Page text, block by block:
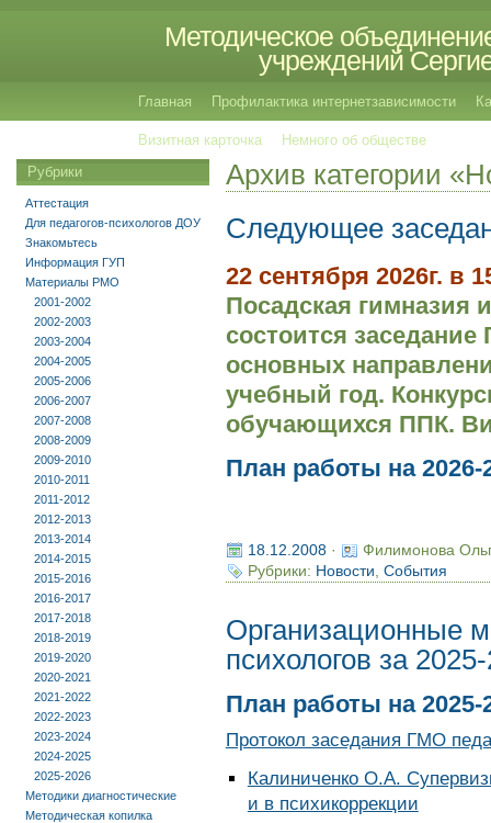
Методическое
учреждений
Главная Профилактика интернетзависимости
Визитная карточка Немного об обществе
Архив категории
Следующее
22 сентября 2026г. в
Посадская гимназия
состоится
основных
учебный год.
обучающихся ППК.
План работы на
18.12.2008·
Филимонова
Рубрики: Новости События
Организационные
психологов за
План работы на
Протокол заседания ГМО
Калиниченко О.А.
и в психикоррекции
Рубрики
Аттестация
Для педагогов-психологов ДОУ
Знакомьтесь
Информация ГУП
Материалы РМО
2001-2002
2002-2003
2003-2004
2004-2005
2005-2006
2006-2007
2007-2008
2008-2009
2009-2010
2010-2011
2011-2012
2012-2013
2013-2014
2014-2015
2015-2016
2016-2017
2017-2018
2018-2019
2019-2020
2020-2021
2021-2022
2022-2023
2023-2024
2024-2025
2025-2026
Методики диагностические
Методическая копилка